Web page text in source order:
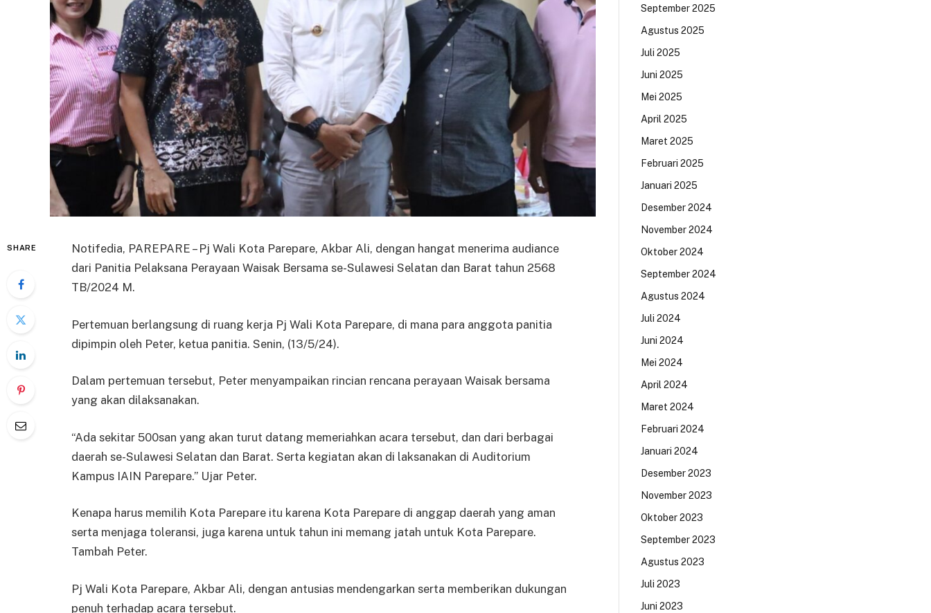
SHARE
Notifedia, PAREPARE – Pj Wali Kota Parepare, Akbar Ali, dengan hangat menerima audiance
dari Panitia Pelaksana Perayaan Waisak Bersama se-Sulawesi Selatan dan Barat tahun 2568
TB/2024 M.
Pertemuan berlangsung di ruang kerja Pj Wali Kota Parepare, di mana para anggota panitia
dipimpin oleh Peter, ketua panitia. Senin, (13/5/24).
Dalam pertemuan tersebut, Peter menyampaikan rincian rencana perayaan Waisak bersama
yang akan dilaksanakan.
“Ada sekitar 500san yang akan turut datang memeriahkan acara tersebut, dan dari berbagai
daerah se-Sulawesi Selatan dan Barat. Serta kegiatan akan di laksanakan di Auditorium
Kampus IAIN Parepare.” Ujar Peter.
Kenapa harus memilih Kota Parepare itu karena Kota Parepare di anggap daerah yang aman
serta menjaga toleransi, juga karena untuk tahun ini memang jatah untuk Kota Parepare.
Tambah Peter.
Pj Wali Kota Parepare, Akbar Ali, dengan antusias mendengarkan serta memberikan dukungan
penuh terhadap acara tersebut.
September 2025
Agustus 2025
Juli 2025
Juni 2025
Mei 2025
April 2025
Maret 2025
Februari 2025
Januari 2025
Desember 2024
November 2024
Oktober 2024
September 2024
Agustus 2024
Juli 2024
Juni 2024
Mei 2024
April 2024
Maret 2024
Februari 2024
Januari 2024
Desember 2023
November 2023
Oktober 2023
September 2023
Agustus 2023
Juli 2023
Juni 2023